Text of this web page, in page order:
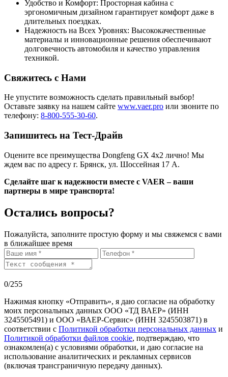
Удобство и Комфорт: Просторная кабина с
эргономичным дизайном гарантирует комфорт даже в
длительных поездках.
Надежность на Всех Уровнях: Высококачественные
материалы и инновационные решения обеспечивают
долговечность автомобиля и качество управления
техникой.
Свяжитесь с Нами
Не упустите возможность сделать правильный выбор!
Оставьте заявку на нашем сайте www.vaer.pro или звоните по
телефону: 8-800-555-30-60.
Запишитесь на Тест-Драйв
Оцените все преимущества Dongfeng GX 4x2 лично! Мы
ждем вас по адресу г. Брянск, ул. Шоссейная 17 A.
Сделайте шаг к надежности вместе с VAER – ваши
партнеры в мире транспорта!
Остались вопросы?
Пожалуйста, заполните простую форму и мы свяжемся с вами
в ближайшее время
0/255
Нажимая кнопку «Отправить», я даю согласие на обработку
моих персональных данных ООО «ТД ВАЕР» (ИНН
3245505491) и ООО «ВАЕР-Сервис» (ИНН 3245503871) в
соответствии с Политикой обработки персональных данных и
Политикой обработки файлов cookie, подтверждаю, что
ознакомлен(а) с условиями обработки, и даю согласие на
использование аналитических и рекламных сервисов
(включая трансграничную передачу данных).